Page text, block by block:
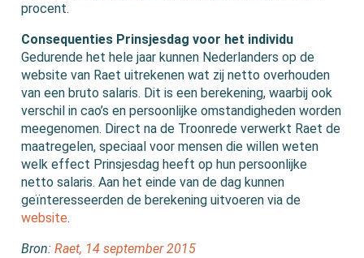
procent.
Consequenties Prinsjesdag voor het individu
Gedurende het hele jaar kunnen Nederlanders op de
website van Raet uitrekenen wat zij netto overhouden
van een bruto salaris. Dit is een berekening, waarbij ook
verschil in cao’s en persoonlijke omstandigheden worden
meegenomen. Direct na de Troonrede verwerkt Raet de
maatregelen, speciaal voor mensen die willen weten
welk effect Prinsjesdag heeft op hun persoonlijke
netto salaris. Aan het einde van de dag kunnen
geïnteresseerden de berekening uitvoeren via de
website.
Bron:Raet, 14 september 2015